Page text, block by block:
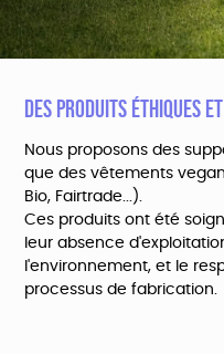
DES PRODUITS ÉTHIQUES
Nous proposons des
que des vêtements
Bio, Fairtrade...).
Ces produits ont été
leur absence
l'environnement, et le
processus de fabrication.